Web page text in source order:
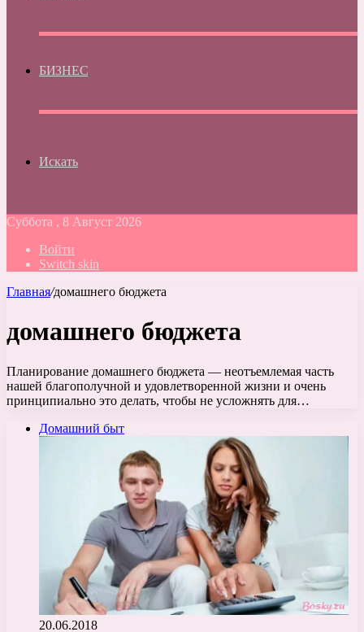
БИЗНЕС
Искать
Суббота , 8 Август 2026
Войти
Switch skin
Главная/домашнего бюджета
домашнего бюджета
Планирование домашнего бюджета — неотъемлемая часть
нашей благополучной и удовлетворенной жизни и очень
принципиально это делать, чтобы не усложнять для…
Домашний быт
20.06.2018